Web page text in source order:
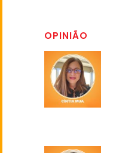
OPINIÃO